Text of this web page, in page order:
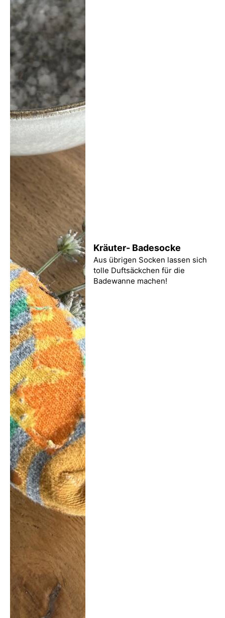
Kräuter- Badesocke
Aus übrigen Socken lassen sich
tolle Duftsäckchen für die
Badewanne machen!